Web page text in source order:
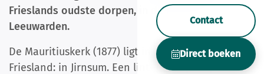
Contact
Direct boeken
Frieslands oudste dorpen, in de gemeente
Leeuwarden.
De Mauritiuskerk (1877) ligt in het hart van
Friesland: in Jirnsum. Een lint- en terpdorp tussen